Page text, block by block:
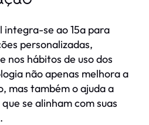
se ao 15a para
personalizadas,
nos hábitos de uso dos
não apenas melhora a
mas também o ajuda a
se alinham com suas